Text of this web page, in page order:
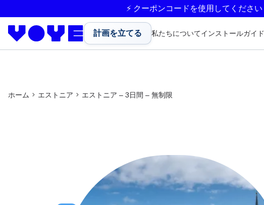
⚡ クーポンコードを使用してください
計画を立てる 私たちについてインストールガイド
ホーム エストニア エストニア – 3日間 – 無制限